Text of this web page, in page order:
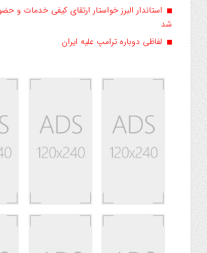
استاندار البرز خواستار ارتقای کیفی خدمات و
شد
لفاظی دوباره ترامپ علیه ایران